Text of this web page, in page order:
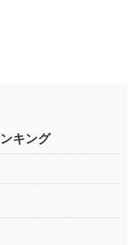
キング